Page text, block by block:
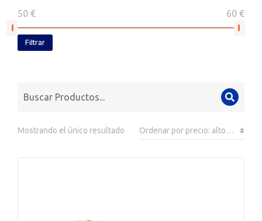
50 € 60 €
Filtrar
Mostrando el único resultado